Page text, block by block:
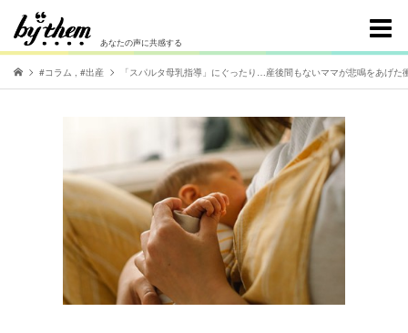
あなたの声に共感する
#コラム , #出産 「スパルタ母乳指導」にぐったり…産後間もないママが悲鳴をあげた